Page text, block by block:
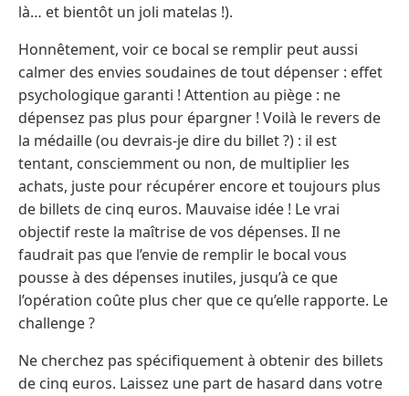
là… et bientôt un joli matelas !).
Honnêtement, voir ce bocal se remplir peut aussi
calmer des envies soudaines de tout dépenser : effet
psychologique garanti ! Attention au piège : ne
dépensez pas plus pour épargner ! Voilà le revers de
la médaille (ou devrais-je dire du billet ?) : il est
tentant, consciemment ou non, de multiplier les
achats, juste pour récupérer encore et toujours plus
de billets de cinq euros. Mauvaise idée ! Le vrai
objectif reste la maîtrise de vos dépenses. Il ne
faudrait pas que l’envie de remplir le bocal vous
pousse à des dépenses inutiles, jusqu’à ce que
l’opération coûte plus cher que ce qu’elle rapporte. Le
challenge ?
Ne cherchez pas spécifiquement à obtenir des billets
de cinq euros. Laissez une part de hasard dans votre